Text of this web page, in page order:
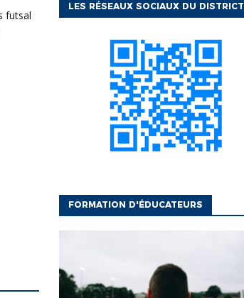
LES RÉSEAUX SOCIAUX DU DISTRICT
FORMATION D'ÉDUCATEURS